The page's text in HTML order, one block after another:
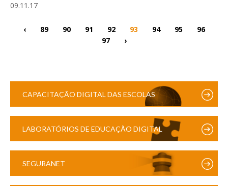
09.11.17
‹ 89 90 91 92 93 94 95
96
97
›
CAPACITAÇÃO DIGITAL DAS ESCOLAS
LABORATÓRIOS DE EDUCAÇÃO DIGITAL
SEGURANET